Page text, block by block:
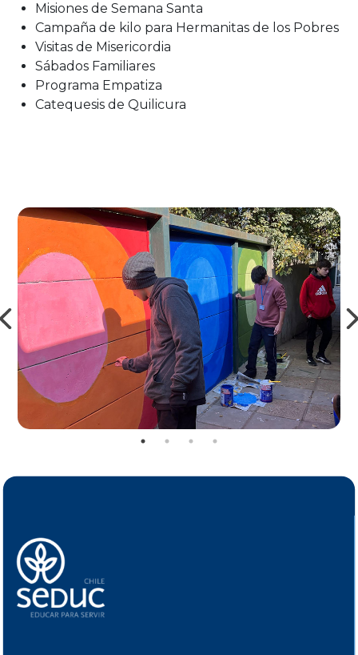
Misiones de Semana Santa
Campaña de kilo para Hermanitas de los Pobres
Visitas de Misericordia
Sábados Familiares
Programa Empatiza
Catequesis de Quilicura